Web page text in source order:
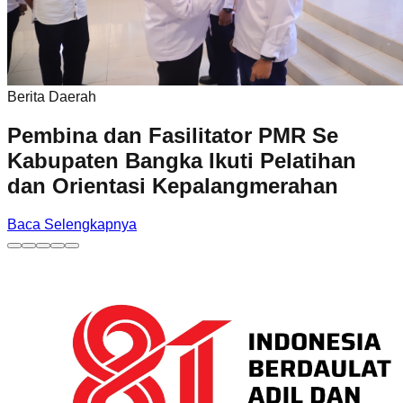
Berita Daerah
Pembina dan Fasilitator PMR Se
Kabupaten Bangka Ikuti Pelatihan
dan Orientasi Kepalangmerahan
Baca Selengkapnya